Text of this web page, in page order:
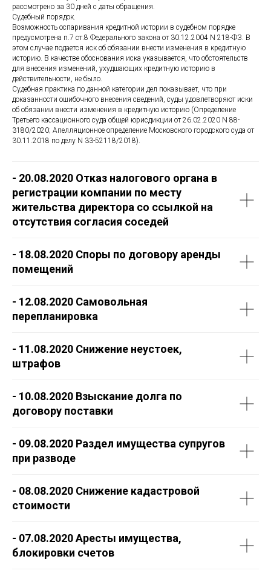
рассмотрено за 30 дней с даты обращения.
Судебный порядок.
Возможность оспаривания кредитной истории в судебном порядке
предусмотрена п.7 ст.8 Федерального закона от 30.12.2004 N 218-ФЗ. В
этом случае подается иск об обязании внести изменения в кредитную
историю. В качестве обоснования иска указывается, что обстоятельств
для внесения изменений, ухудшающих кредитную историю в
действительности, не было.
Судебная практика по данной категории дел показывает, что при
доказанности ошибочного внесения сведений, суды удовлетворяют иски
об обязании внести изменения в кредитную историю (Определение
Третьего кассационного суда общей юрисдикции от 26.02.2020 N 88-
3180/2020; Апелляционное определение Московского городского суда от
30.11.2018 по делу N 33-52118/2018).
- 20.08.2020 Отказ налогового органа в
регистрации компании по месту
жительства директора со ссылкой на
отсутствия согласия соседей
- 18.08.2020 Споры по договору аренды
помещений
- 12.08.2020 Самовольная
перепланировка
- 11.08.2020 Снижение неустоек,
штрафов
- 10.08.2020 Взыскание долга по
договору поставки
- 09.08.2020 Раздел имущества супругов
при разводе
- 08.08.2020 Снижение кадастровой
стоимости
- 07.08.2020 Аресты имущества,
блокировки счетов